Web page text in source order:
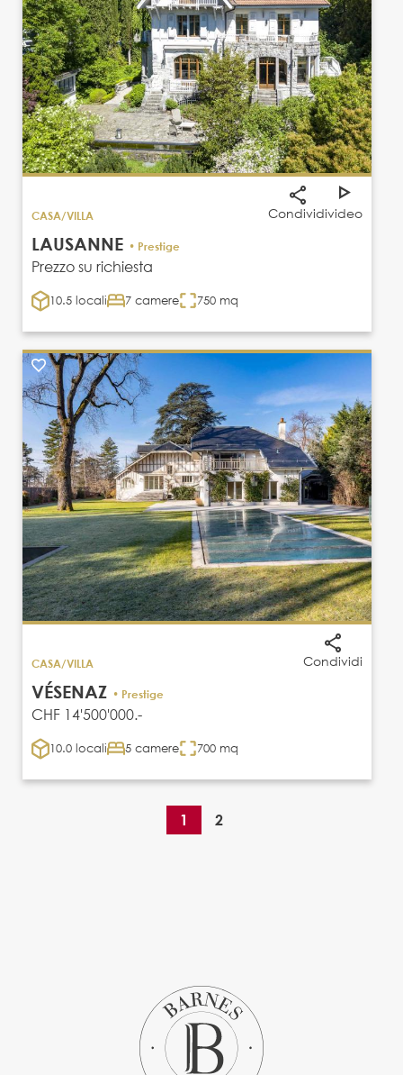
Condividivideo
CASA/VILLA
LAUSANNE • Prestige
Prezzo su richiesta
10.5 locali 7 camere 750 mq
Condividi
CASA/VILLA
VÉSENAZ • Prestige
CHF 14'500'000.-
10.0 locali 5 camere 700 mq
1 2